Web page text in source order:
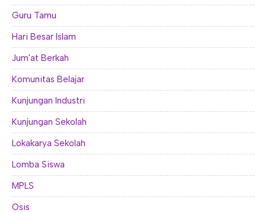
Guru Tamu
Hari Besar Islam
Jum'at Berkah
Komunitas Belajar
Kunjungan Industri
Kunjungan Sekolah
Lokakarya Sekolah
Lomba Siswa
MPLS
Osis